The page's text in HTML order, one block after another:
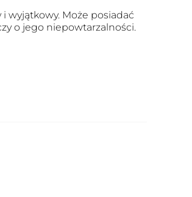
wyjątkowy. Może posiadać
o jego niepowtarzalności.